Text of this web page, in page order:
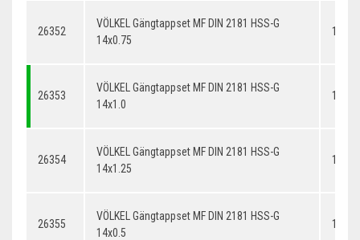
26352
VÖLKEL Gängtappset MF DIN 2181 HSS-G
14x0.75
26353
VÖLKEL Gängtappset MF DIN 2181 HSS-G
14x1.0
26354
VÖLKEL Gängtappset MF DIN 2181 HSS-G
14x1.25
26355
VÖLKEL Gängtappset MF DIN 2181 HSS-G
14x0.5